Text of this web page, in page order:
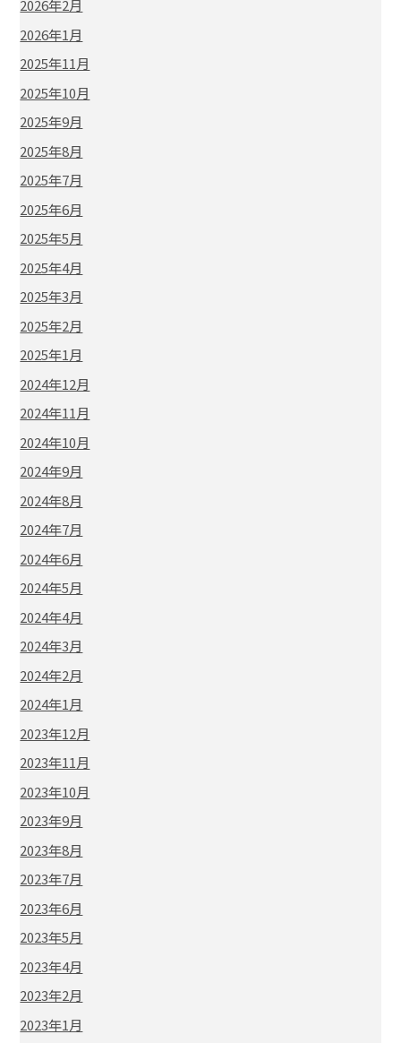
2026年2月
2026年1月
2025年11月
2025年10月
2025年9月
2025年8月
2025年7月
2025年6月
2025年5月
2025年4月
2025年3月
2025年2月
2025年1月
2024年12月
2024年11月
2024年10月
2024年9月
2024年8月
2024年7月
2024年6月
2024年5月
2024年4月
2024年3月
2024年2月
2024年1月
2023年12月
2023年11月
2023年10月
2023年9月
2023年8月
2023年7月
2023年6月
2023年5月
2023年4月
2023年2月
2023年1月